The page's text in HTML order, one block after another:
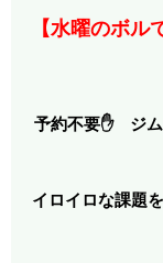
【水曜のボ
予約不要✋ ジム
イロイロな課題